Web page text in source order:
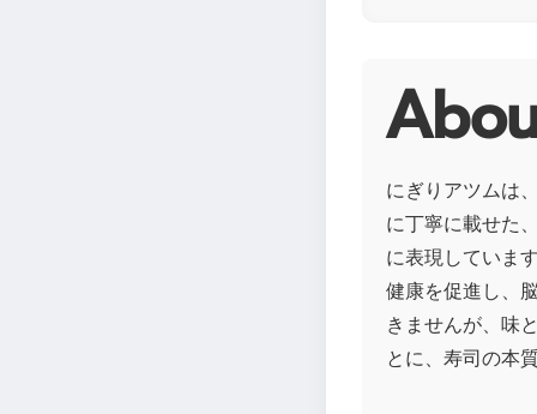
にぎりアツムは
に丁寧に載せた
に表現していま
健康を促進し、
きませんが、味
とに、寿司の本